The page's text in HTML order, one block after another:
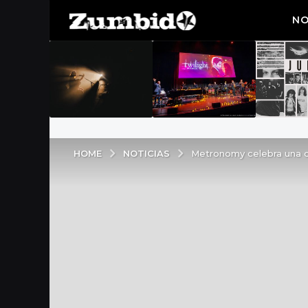
HOME NOTICIAS Metronomy celebra una